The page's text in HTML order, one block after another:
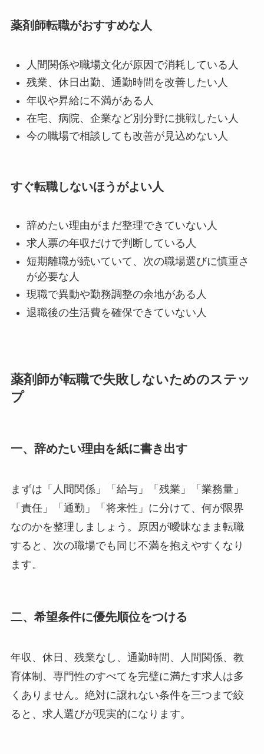
薬剤師転職がおすすめな人
人間関係や職場文化が原因で消耗している人
残業、休日出勤、通勤時間を改善したい人
年収や昇給に不満がある人
在宅、病院、企業など別分野に挑戦したい人
今の職場で相談しても改善が見込めない人
すぐ転職しないほうがよい人
辞めたい理由がまだ整理できていない人
求人票の年収だけで判断している人
短期離職が続いていて、次の職場選びに慎重さ
が必要な人
現職で異動や勤務調整の余地がある人
退職後の生活費を確保できていない人
薬剤師が転職で失敗しないためのステッ
プ
一、辞めたい理由を紙に書き出す
まずは「人間関係」「給与」「残業」「業務量」
「責任」「通勤」「将来性」に分けて、何が限界
なのかを整理しましょう。原因が曖昧なまま転職
すると、次の職場でも同じ不満を抱えやすくなり
ます。
二、希望条件に優先順位をつける
年収、休日、残業なし、通勤時間、人間関係、教
育体制、専門性のすべてを完璧に満たす求人は多
くありません。絶対に譲れない条件を三つまで絞
ると、求人選びが現実的になります。